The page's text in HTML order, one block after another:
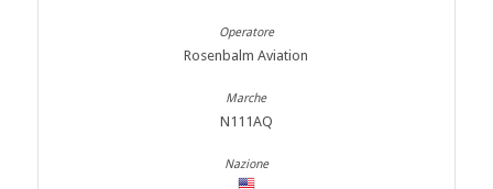
Rosenbalm Aviation
N111AQ